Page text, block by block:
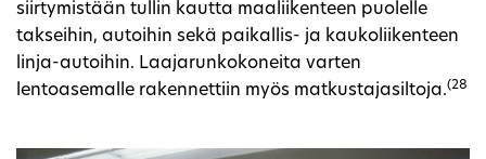
siirtymistään tullin kautta maaliikenteen puolelle
takseihin, autoihin sekä paikallis- ja kaukoliikenteen
linja-autoihin. Laajarunkokoneita varten
lentoasemalle rakennettiin myös matkustajasiltoja.(28